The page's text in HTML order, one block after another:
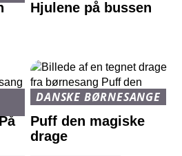
Hjulene på bussen
DANSKE BØRNESANGE
Puff den magiske
drage